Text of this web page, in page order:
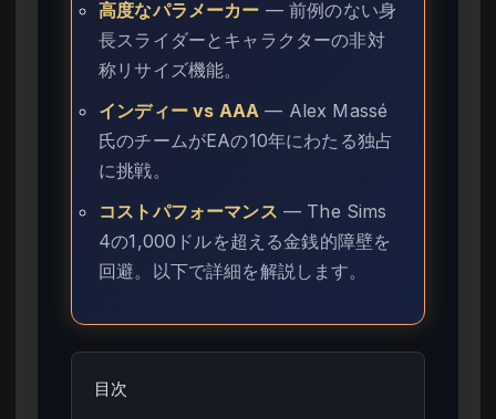
高度なパラメーカー — 前例のない身
長スライダーとキャラクターの非対
称リサイズ機能。
インディー vs AAA — Alex Massé
氏のチームがEAの10年にわたる独占
に挑戦。
コストパフォーマンス — The Sims
4の1,000ドルを超える金銭的障壁を
回避。以下で詳細を解説します。
目次